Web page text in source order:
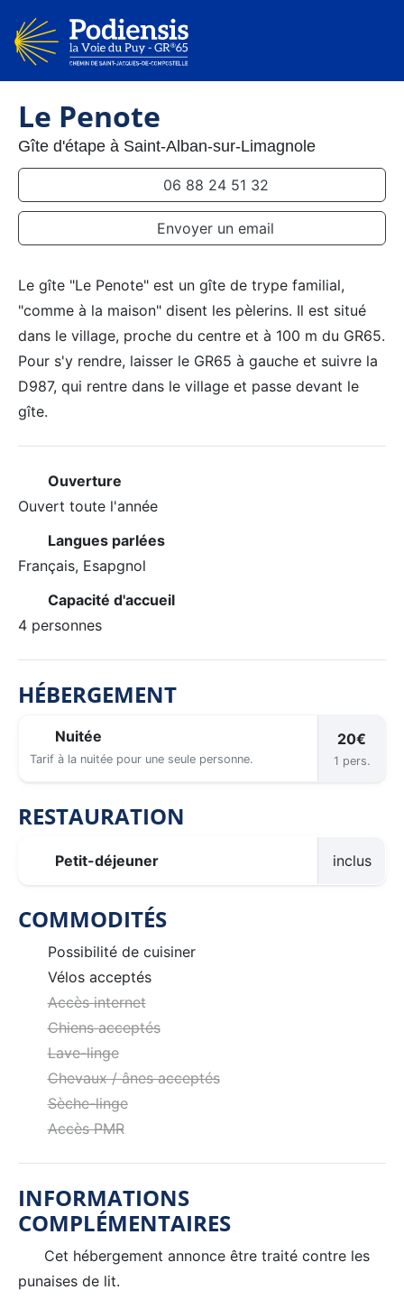
Le Penote
Gîte d'étape à Saint-Alban-sur-Limagnole
06 88 24 51 32
Envoyer un email
Le gîte "Le Penote" est un gîte de trype familial,
"comme à la maison" disent les pèlerins. Il est situé
dans le village, proche du centre et à 100 m du GR65.
Pour s'y rendre, laisser le GR65 à gauche et suivre la
D987, qui rentre dans le village et passe devant le
gîte.
Ouverture
Ouvert toute l'année
Langues parlées
Français, Esapgnol
Capacité d'accueil
4 personnes
HÉBERGEMENT
Nuitée
Tarif à la nuitée pour une seule personne.
20€
1 pers.
RESTAURATION
Petit-déjeuner inclus
COMMODITÉS
Possibilité de cuisiner
Vélos acceptés
Accès internet
Chiens acceptés
Lave-linge
Chevaux / ânes acceptés
Sèche-linge
Accès PMR
INFORMATIONS
COMPLÉMENTAIRES
Cet hébergement annonce être traité contre les
punaises de lit.